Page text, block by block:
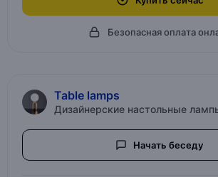
Безопасная оплата
Table lamps
Дизайнерские настольные
Начать беседу